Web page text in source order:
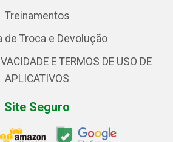
Treinamentos
de Troca e Devolução
E TERMOS DE USO DE
APLICATIVOS
Site Seguro